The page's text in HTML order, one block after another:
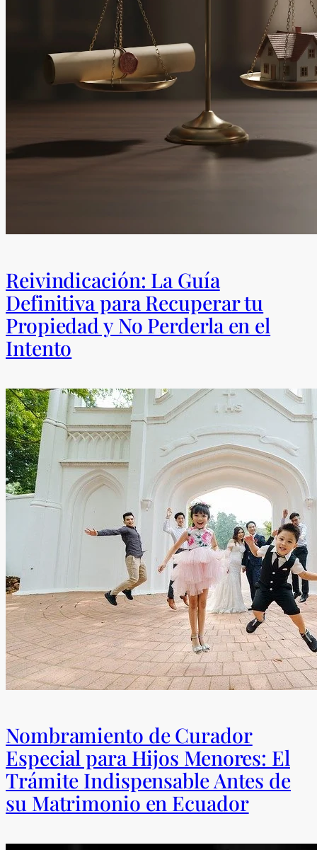
Reivindicación: La Guía
Definitiva para Recuperar tu
Propiedad y No Perderla en el
Intento
Nombramiento de Curador
Especial para Hijos Menores: El
Trámite Indispensable Antes de
su Matrimonio en Ecuador